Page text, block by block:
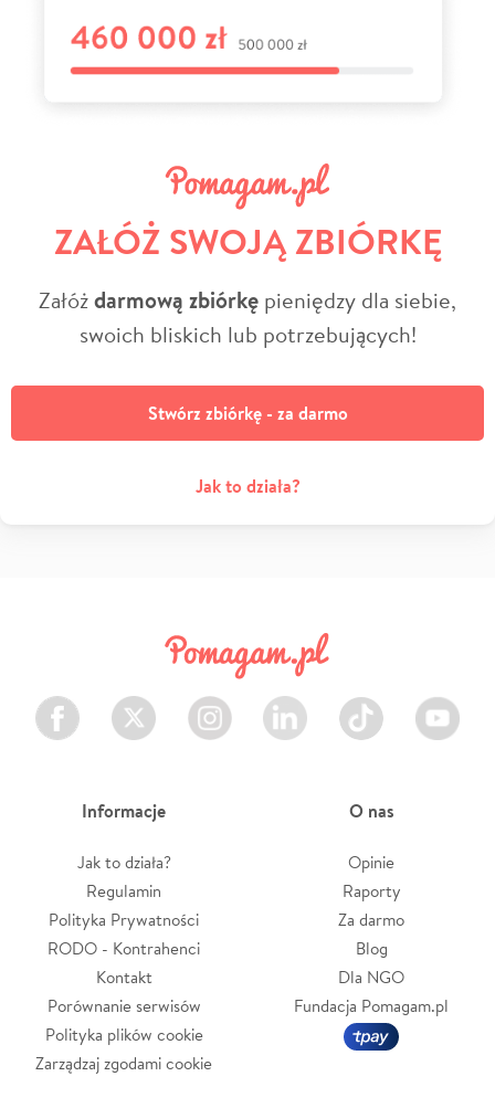
ZAŁÓŻ SWOJĄ ZBIÓRKĘ
Załóżdarmową zbiórkę pieniędzy dla siebie,
swoich bliskich lub potrzebujących!
Stwórz zbiórkę - za darmo
Jak to działa?
Facebook Twitter Instagram LinkedIn TikTok Youtube
Informacje
Jak to działa?
Regulamin
Polityka Prywatności
RODO - Kontrahenci
Kontakt
Porównanie serwisów
Polityka plików cookie
Zarządzaj zgodami cookie
O nas
Opinie
Raporty
Za darmo
Blog
Dla NGO
Fundacja Pomagam.pl